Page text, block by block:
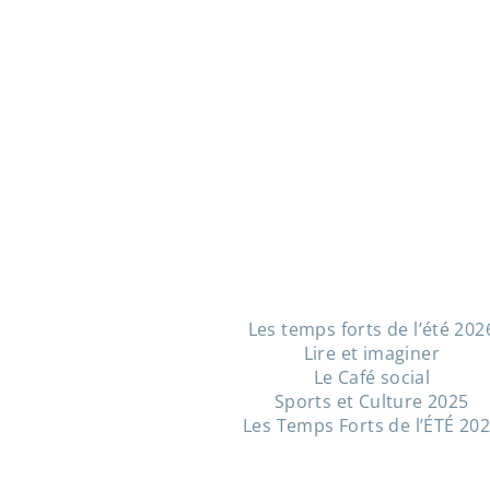
Les temps forts de l’été
Lire et imaginer
Le Café social
Sports et Culture 2025
Les Temps Forts de l’ÉTÉ